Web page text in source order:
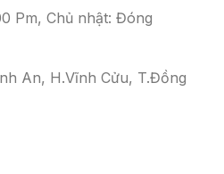
Pm, Chủ nhật: Đóng
An, H.Vĩnh Cửu, T.Đồng